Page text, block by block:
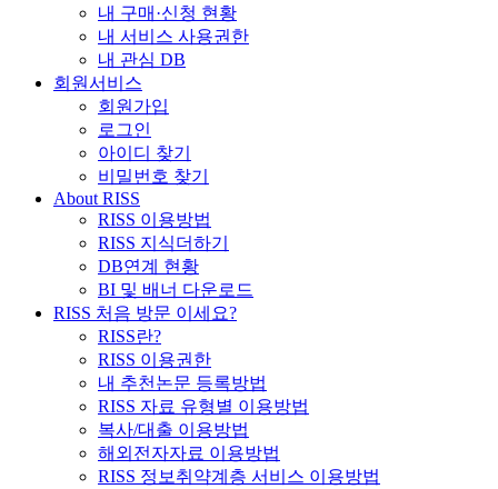
내 구매·신청 현황
내 서비스 사용권한
내 관심 DB
회원서비스
회원가입
로그인
아이디 찾기
비밀번호 찾기
About RISS
RISS 이용방법
RISS 지식더하기
DB연계 현황
BI 및 배너 다운로드
RISS 처음 방문 이세요?
RISS란?
RISS 이용권한
내 추천논문 등록방법
RISS 자료 유형별 이용방법
복사/대출 이용방법
해외전자자료 이용방법
RISS 정보취약계층 서비스 이용방법